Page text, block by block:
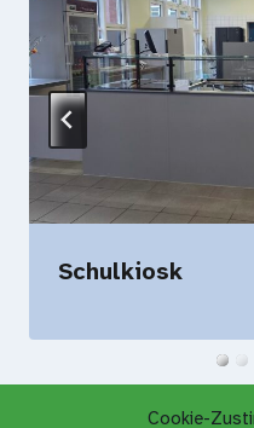
Cookie-
Schulkiosk